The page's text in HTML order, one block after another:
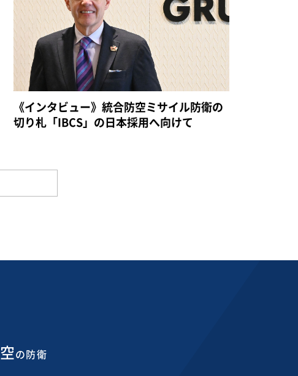
《インタビュー》統合防空ミサイル防衛の
切り札「IBCS」の日本採用へ向けて
空の防衛